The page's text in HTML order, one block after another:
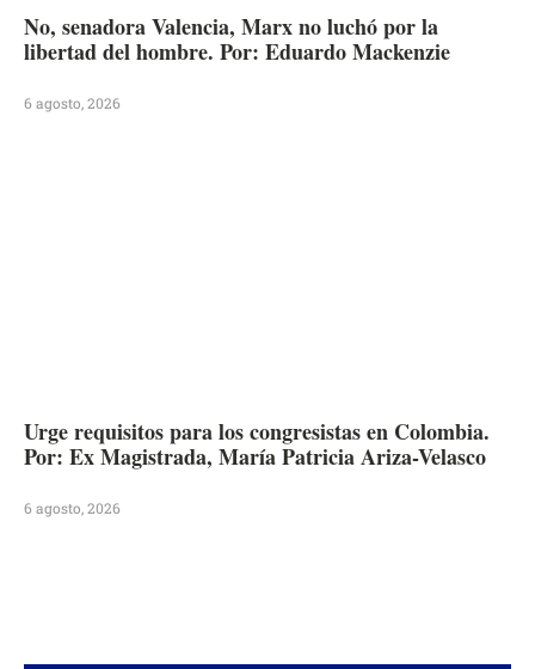
No, senadora Valencia, Marx no luchó por la
libertad del hombre. Por: Eduardo Mackenzie
6 agosto, 2026
Urge requisitos para los congresistas en Colombia.
Por: Ex Magistrada, María Patricia Ariza-Velasco
6 agosto, 2026